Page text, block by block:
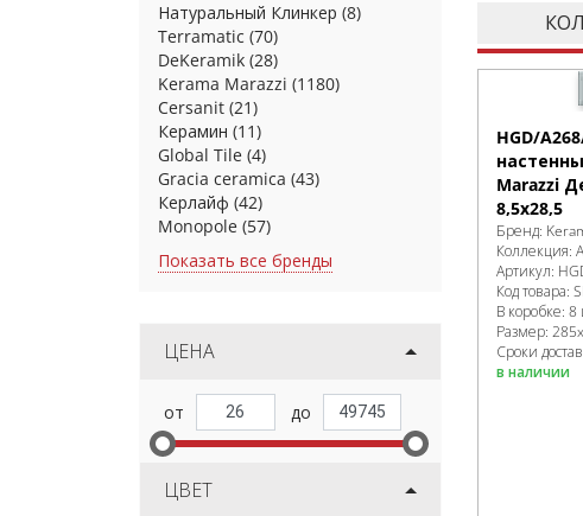
Натуральный Клинкер (8)
Terramatic (70)
DeKeramik (28)
Kerama Marazzi (1180)
Cersanit (21)
Керамин (11)
Global Tile (4)
Gracia ceramica (43)
Керлайф (42)
Monopole (57)
Показать все бренды
ЦЕНА
ЦВЕТ
HGD/
Marazzi
8,5х28,5
Бренд:
Коллекция:
Артикул:
Код товара:
В коробке: 8
Размер:
Сроки
в наличии